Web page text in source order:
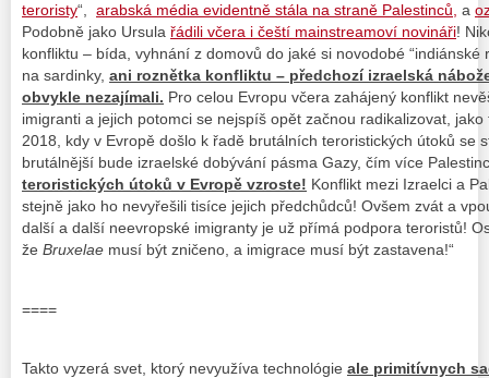
teroristy“, arabská média evidentně stála na straně Palestinců, a
Podobně jako Ursula řádili včera i čeští mainstreamoví novináři!
konfliktu – bída, vyhnání z domovů do jaké si novodobé “indiánské
na sardinky, ani roznětka konfliktu – předchozí izraelská
obvykle nezajímali. Pro celou Evropu včera zahájený konflikt
imigranti a jejich potomci se nejspíš opět začnou radikalizovat,
2018, kdy v Evropě došlo k řadě brutálních teroristických útoků se
brutálnější bude izraelské dobývání pásma Gazy, čím více
teroristických útoků v Evropě vzroste! Konflikt mezi Izraelci a
stejně jako ho nevyřešili tisíce jejich předchůdců! Ovšem zvát a
další a další neevropské imigranty je už přímá podpora teroristů!
že Bruxelae musí být zničeno, a imigrace musí být zastavena!“
====
Takto vyzerá svet, ktorý nevyužíva technológie ale primitívnych